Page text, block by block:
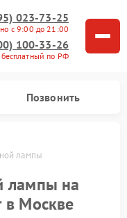
023-73-25
с 9:00 до 21:00
100-33-26
бесплатный по РФ
Позвонить
лампы
лампы на
Москве